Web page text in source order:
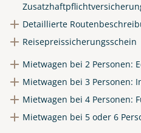
Detaillierte
Reisepreissicherungsschein
Mietwagen bei 2 Personen:
Mietwagen bei 3 Personen:
Mietwagen bei 4 Personen:
Mietwagen bei 5 oder 6